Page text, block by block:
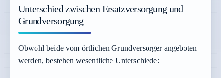
Unterschied zwischen Ersatzversorgung und
Grundversorgung
Obwohl beide vom örtlichen Grundversorger angeboten
werden, bestehen wesentliche Unterschiede: